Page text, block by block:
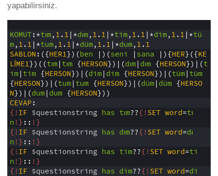
yapabilirsiniz.
KOMUT:*tım,1.1 |*dım,1.1 |*tim,1.1 |*dim,1.1 |*tü
m,1.1 |*tum,1.1 |*düm,1.1 |*dum,1.1
SABLON:({HER1})(ben |)(seni | sana |){HER}({KE
LİME1})((tım| tım {HERSON})|(dım| dım {HERSON})|(t
im| tim {HERSON})|(dim| dim {HERSON})|(tüm| tüm
{HERSON})|(tum| tum {HERSON})|(düm| düm {HERSO
N})|(dum| dum {HERSON}))
CEVAP:
{!IF $questionstring has tım??{!SET word=tı
n!}:: !}
{!IF $questionstring has dım??{!SET word=dı
n!}:: !}
{!IF $questionstring has tim??{!SET word=ti
n!}:: !}
{!IF $questionstring has dim??{!SET word=di